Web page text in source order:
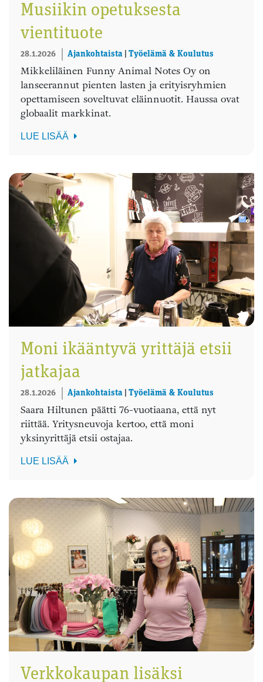
Musiikin opetuksesta
vientituote
28.1.2026 Ajankohtaista Työelämä & Koulutus
Mikkeliläinen Funny Animal Notes Oy on
lanseerannut pienten lasten ja erityisryhmien
opettamiseen soveltuvat eläinnuotit. Haussa ovat
globaalit markkinat.
LUE LISÄÄ
Moni ikääntyvä yrittäjä etsii
jatkajaa
28.1.2026 Ajankohtaista Työelämä & Koulutus
Saara Hiltunen päätti 76-vuotiaana, että nyt
riittää. Yritysneuvoja kertoo, että moni
yksinyrittäjä etsii ostajaa.
LUE LISÄÄ
Verkkokaupan lisäksi